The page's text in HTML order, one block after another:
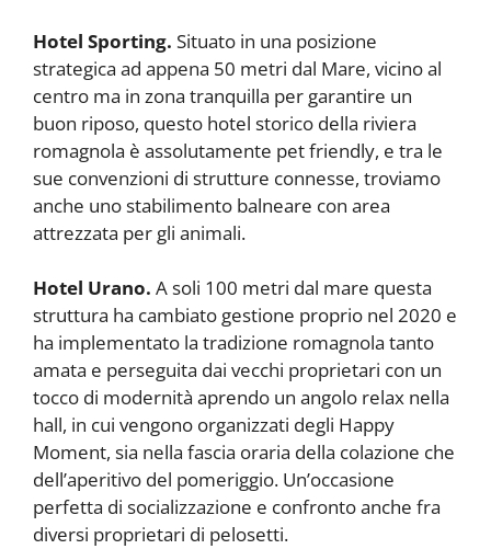
Hotel Sporting. Situato in una posizione
strategica ad appena 50 metri dal Mare, vicino al
centro ma in zona tranquilla per garantire un
buon riposo, questo hotel storico della riviera
romagnola è assolutamente pet friendly, e tra le
sue convenzioni di strutture connesse, troviamo
anche uno stabilimento balneare con area
attrezzata per gli animali.
Hotel Urano. A soli 100 metri dal mare questa
struttura ha cambiato gestione proprio nel 2020 e
ha implementato la tradizione romagnola tanto
amata e perseguita dai vecchi proprietari con un
tocco di modernità aprendo un angolo relax nella
hall, in cui vengono organizzati degli Happy
Moment, sia nella fascia oraria della colazione che
dell’aperitivo del pomeriggio. Un’occasione
perfetta di socializzazione e confronto anche fra
diversi proprietari di pelosetti.